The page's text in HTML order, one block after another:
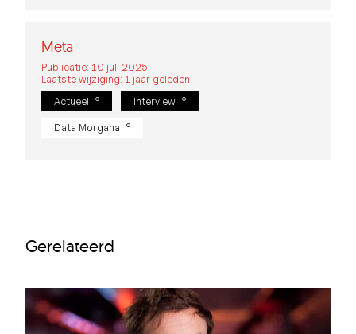
Meta
Publicatie: 10 juli 2025
Laatste wijziging: 1 jaar geleden
Actueel
Interview
Data Morgana
Gerelateerd